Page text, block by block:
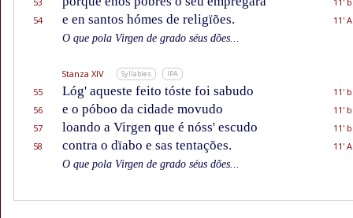
54
e en santos hómes de religïões.
11' A
O que pola Virgen de grado séus dões...
Stanza XIV Syllables IPA
55 Lóg' aqueste feito tóste foi sabudo
11' b
56
e o póboo da cidade movudo
11' b
57
loando a Virgen que é nóss' escudo
11' b
58
contra o dïabo e sas tentações.
11' A
O que pola Virgen de grado séus dões...